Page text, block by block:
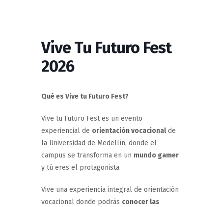
Vive Tu Futuro Fest
2026
Qué es Vive tu Futuro Fest?
Vive tu Futuro Fest es un evento
experiencial de orientación vocacionalde
la Universidad de Medellín, donde el
campus se transforma en un mundo gamer
y tú eres el protagonista.
Vive una experiencia integral de orientación
vocacional donde podrás conocer las